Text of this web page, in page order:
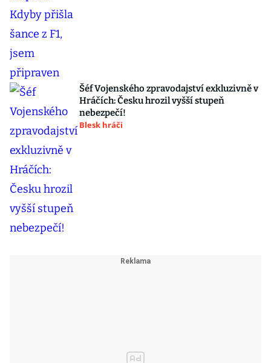
Šéf Vojenského zpravodajství exkluzivně v
Hráčích: Česku hrozil vyšší stupeň
nebezpečí!
Blesk hráči